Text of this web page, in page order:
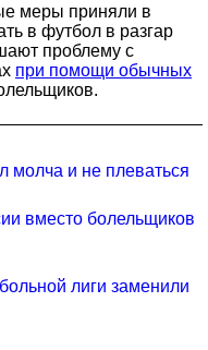
меры приняли в
в футбол в разгар
проблему с
при помощи обычных
молча и не плеваться
вместо болельщиков
лиги заменили